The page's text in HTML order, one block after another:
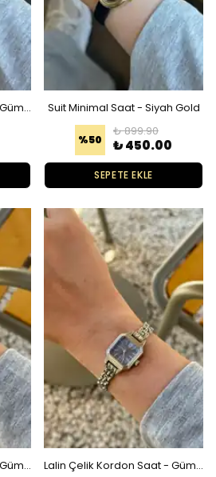
Suit Minimal Saat - Siyah Gümüş Suit Minimal Saat - Siyah Gold
%50
₺ 899.90
₺ 450.00
SEPETE EKLE
Lalin Çelik Kordon Saat - Gümüş Beyaz Lalin Çelik Kordon Saat - Gümüş Mavi